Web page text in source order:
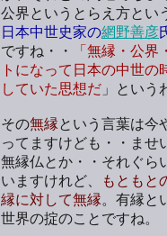
公界というとらえ方とい
日本中世史家の網野善彦
ですね・・
「無縁・公界
トになって日本の中世の
していた思想だ 」という
その無縁という言葉は今
ってますけども・・ませ
無縁仏とか・・それぐら
いますけれど、
もともと
縁に対して無縁。有縁と
世界の掟のことですね。